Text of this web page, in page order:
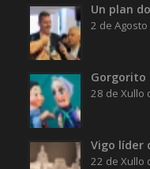
Un plan
2 de
Gorgorito
28 de Xullo
Vigo líder
22 de Xullo